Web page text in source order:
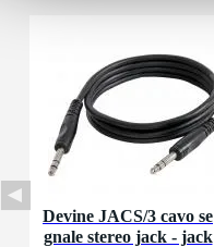
Devine JACS/3 cavo se
gnale stereo jack - jack